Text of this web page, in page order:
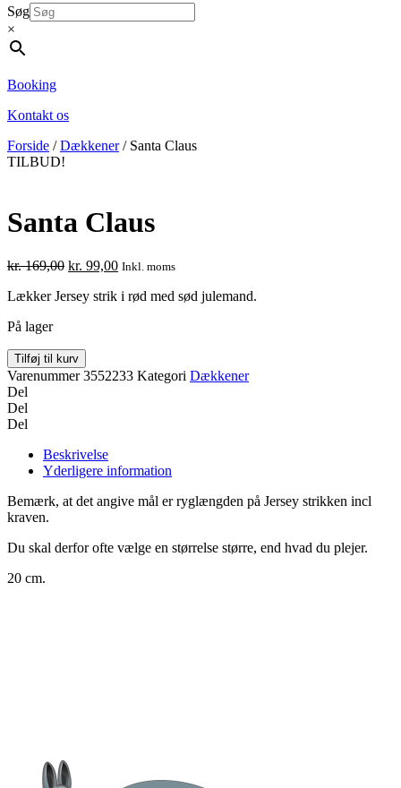
Søg
×
Booking
Kontakt os
Forside /Dækkener/ Santa Claus
TILBUD!
Santa Claus
kr.169,00 Den
pris
kr. 99,00Den
pris
Inkl. moms
Lækker Jersey strik i rød med sød julemand.
På lager
Santa
Claus
antal
Tilføj til kurv
Varenummer3552233 Kategori Dækkener
Del
Del
Del
Beskrivelse
Yderligere information
Bemærk, at det angive mål er ryglængden på Jersey strikken incl
kraven.
Du skal derfor ofte vælge en størrelse større, end hvad du plejer.
20 cm.